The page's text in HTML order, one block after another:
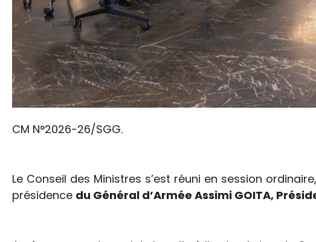
CM N°2026-26/SGG.
Le Conseil des Ministres s’est réuni en session ordinaire,
présidence du Général d’Armée Assimi GOITA,